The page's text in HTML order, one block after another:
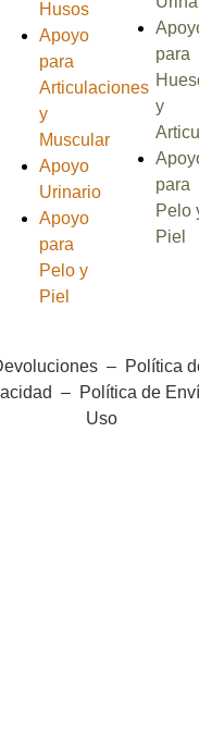
Husos
Apoyo
para
Articulaciones
y
Muscular
Apoyo
Urinario
Apoyo
para
Pelo y
Piel
para
y
para
Pelo
Piel
– Política
– Política de
Uso